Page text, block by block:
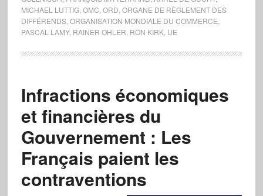
MICHAEL LUTTIG, OMC ORD ORGANE DE RÈGLEMENT DES
DIFFÉRENDS, ORGANISATION MONDIALE DU COMMERCE
PASCAL LAMY, RAINER OHLER RON KIRK, UE
Infractions économiques
et financières du
Gouvernement : Les
Français paient les
contraventions